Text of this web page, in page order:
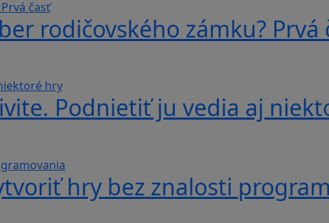
rodičovského zámku? Prvá
Podnietiť ju vedia aj
hry bez znalosti